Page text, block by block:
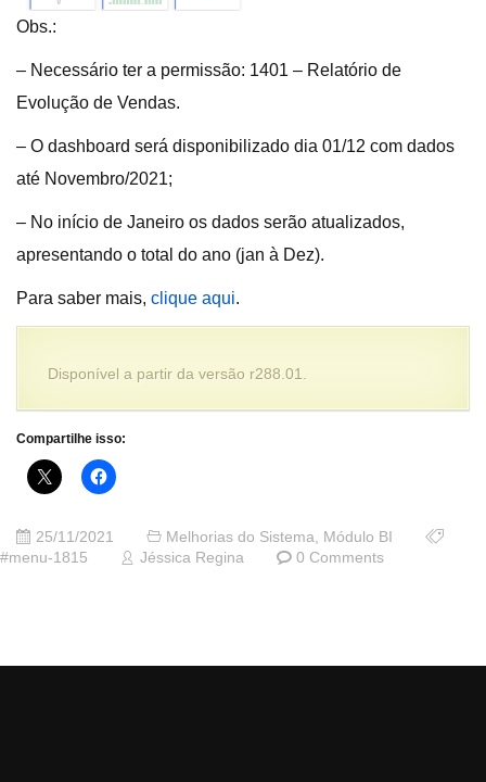
Obs.:
– Necessário ter a permissão: 1401 – Relatório de
Evolução de Vendas.
– O dashboard será disponibilizado dia 01/12 com dados
até Novembro/2021;
– No início de Janeiro os dados serão atualizados,
apresentando o total do ano (jan à Dez).
Para saber mais, clique aqui.
Disponível a partir da versão r288.01.
Compartilhe isso:
25/11/2021 Melhorias do Sistema, Módulo BI
#menu-1815
Jéssica Regina 0 Comments